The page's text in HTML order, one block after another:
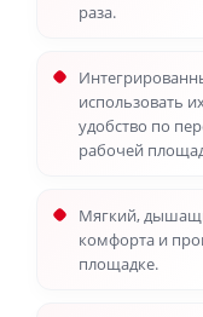
раза.
использовать
удобство по
рабочей
Мягкий,
комфорта и
площадке.